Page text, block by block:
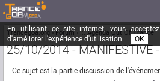
En utilisant ce site internet, vous
d'améliorer l'expérience d'utilisation.
OK
Trancegoa.org Forum ::. Agenda Out Of Trance
25/10/2014 - MANIFESTIVE
Ce sujet est la partie discussion de